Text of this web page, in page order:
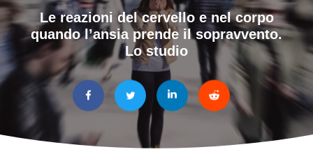
Le reazioni del cervello e nel corpo
quando l’ansia prende il sopravvento.
Lo studio